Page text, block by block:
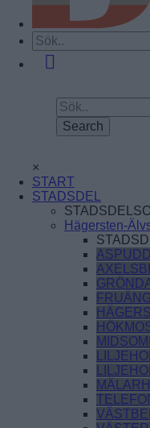
×
START
STADSDEL
Hägersten-